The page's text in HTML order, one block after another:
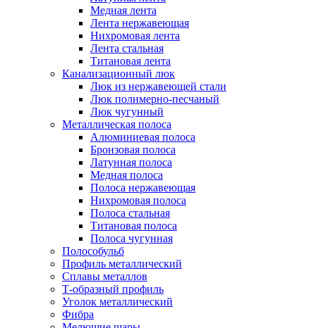
Медная лента
Лента нержавеющая
Нихромовая лента
Лента стальная
Титановая лента
Канализационный люк
Люк из нержавеющей стали
Люк полимерно-песчаный
Люк чугунный
Металлическая полоса
Алюминиевая полоса
Бронзовая полоса
Латунная полоса
Медная полоса
Полоса нержавеющая
Нихромовая полоса
Полоса стальная
Титановая полоса
Полоса чугунная
Полособульб
Профиль металлический
Сплавы металлов
Т-образный профиль
Уголок металлический
Фибра